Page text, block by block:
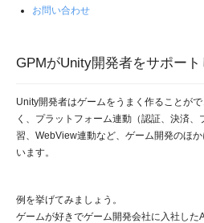
お問い合わせ
GPMがUnity開発者をサポート
Unity開発者はゲームをうまく作ることが
く、プラットフォーム連動（認証、決済
習、WebView連動など、ゲーム開発のほ
います。
例を挙げてみましょう。
ゲームが好きでゲーム開発会社に入社したA